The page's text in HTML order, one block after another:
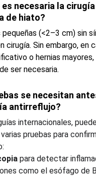
se necesitan
antirreflujo?
internacionales,
pruebas para
para detectar
como el esófago de
es necesaria la
de hiato?
pequeñas (<2–3 cm) sin
cirugía. Sin embargo, en
o hernias mayores,
ser necesaria.